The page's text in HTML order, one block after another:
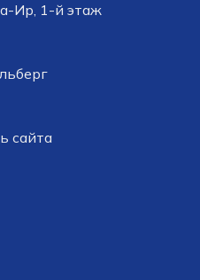
Ир, 1-й этаж
сайта